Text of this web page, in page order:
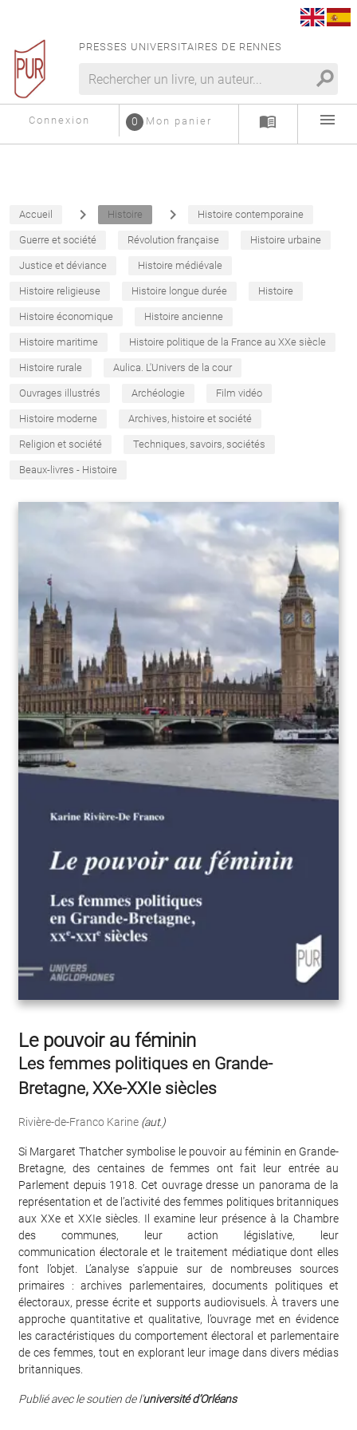
PRESSES UNIVERSITAIRES DE RENNES
search
Connexion Mon panier
0 menu_book menu
Accueil navigate_next Histoire navigate_next Histoire contemporaine
Guerre et société Révolution française Histoire urbaine
Justice et déviance Histoire médiévale
Histoire religieuse Histoire longue durée Histoire
Histoire économique Histoire ancienne
Histoire maritime Histoire politique de la France au XXe siècle
Histoire rurale Aulica. L'Univers de la cour
Ouvrages illustrés Archéologie Film vidéo
Histoire moderne Archives, histoire et société
Religion et société Techniques, savoirs, sociétés
Beaux-livres - Histoire
Le pouvoir au féminin
Les femmes politiques en Grande-
Bretagne, XXe-XXIe siècles
Rivière-de-Franco Karine (aut.)
Si Margaret Thatcher symbolise le pouvoir au féminin en Grande-
Bretagne, des centaines de femmes ont fait leur entrée au
Parlement depuis 1918. Cet ouvrage dresse un panorama de la
représentation et de l’activité des femmes politiques britanniques
aux XXe et XXIe siècles. Il examine leur présence à la Chambre
des communes, leur action législative, leur
communication électorale et le traitement médiatique dont elles
font l’objet. L’analyse s’appuie sur de nombreuses sources
primaires : archives parlementaires, documents politiques et
électoraux, presse écrite et supports audiovisuels. À travers une
approche quantitative et qualitative, l’ouvrage met en évidence
les caractéristiques du comportement électoral et parlementaire
de ces femmes, tout en explorant leur image dans divers médias
britanniques.
Publié avec le soutien de l’université d’Orléans